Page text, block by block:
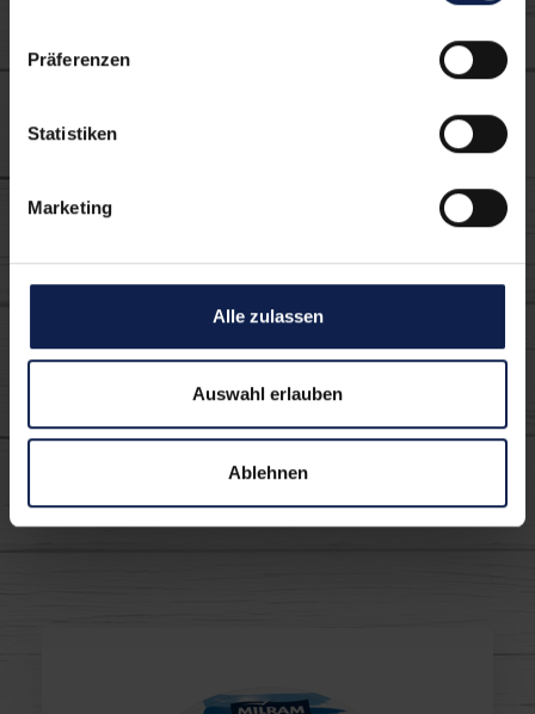
Präferenzen
Statistiken
Marketing
Alle zulassen
Auswahl erlauben
Ablehnen